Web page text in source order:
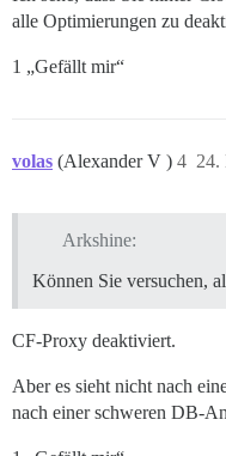
alle Optimierungen zu
1 „Gefällt mir“
volas (Alexander V ) 24.
4
Arkshine:
Können Sie versuchen,
CF-Proxy deaktiviert.
Aber es sieht nicht nach
nach einer schweren DB-